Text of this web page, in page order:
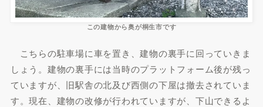
この建物から奥が桐生市です
こちらの駐車場に車を置き、建物の裏手に回っていきま
しょう。建物の裏手には当時のプラットフォーム後が残っ
ていますが、旧駅舎の北及び西側の下屋は撤去されていま
す。現在、建物の改修が行われていますが、下山できるよ